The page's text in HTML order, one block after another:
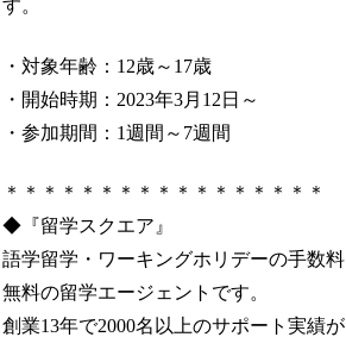
す。
・対象年齢：12歳～17歳
・開始時期：2023年3月12日～
・参加期間：1週間～7週間
＊＊＊＊＊＊＊＊＊＊＊＊＊＊＊＊＊
◆『留学スクエア』
語学留学・ワーキングホリデーの手数料
無料の留学エージェントです。
創業13年で2000名以上のサポート実績が